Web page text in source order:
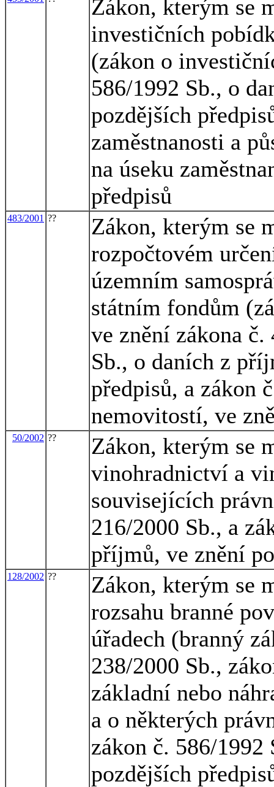
Zákon, kterým se
investičních
(zákon o
586/1992 Sb., o
pozdějších
zaměstnanosti a
na úseku
předpisů
483/2001 ??
Zákon, kterým se
rozpočtovém
územním
státním fondům
ve znění zákona
Sb., o daních z
předpisů, a zákon
nemovitostí, ve
50/2002 ??
Zákon, kterým se
vinohradnictví a
souvisejících
216/2000 Sb., a
příjmů, ve znění
128/2002 ??
Zákon, kterým se
rozsahu branné
úřadech (branný
238/2000 Sb.,
základní nebo
a o některých
zákon č. 586/
pozdějších